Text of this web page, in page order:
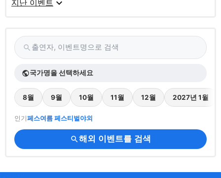
지난 이벤트 expand_more
search 출연자, 이벤트명으로 검색
public국가명을 선택하세요
8월 9월 10월 11월 12월 2027년 1월
인기페스여름 페스티벌야외
search해외 이벤트를 검색